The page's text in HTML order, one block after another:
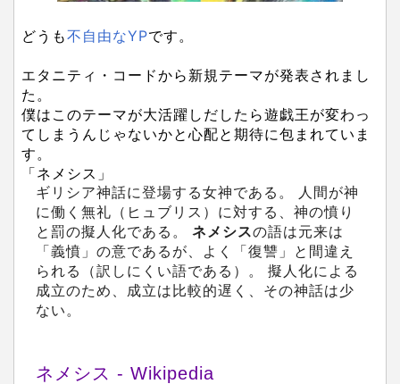
どうも不自由なYPです。
エタニティ・コードから新規テーマが発表されまし
た。
僕はこのテーマが大活躍しだしたら遊戯王が変わっ
てしまうんじゃないかと心配と期待に包まれていま
す。
「ネメシス」
ギリシア神話に登場する女神である。 人間が神
に働く無礼（ヒュブリス）に対する、神の憤り
と罰の擬人化である。 ネメシスの語は元来は
「義憤」の意であるが、よく「復讐」と間違え
られる（訳しにくい語である）。 擬人化による
成立のため、成立は比較的遅く、その神話は少
ない。
ネメシス - Wikipedia